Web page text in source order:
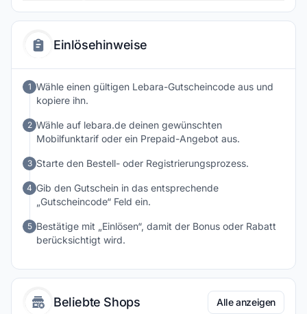
Einlösehinweise
1 Wähle einen gültigen Lebara-Gutscheincode aus und
kopiere ihn.
2 Wähle auf lebara.de deinen gewünschten
Mobilfunktarif oder ein Prepaid-Angebot aus.
3 Starte den Bestell- oder Registrierungsprozess.
4 Gib den Gutschein in das entsprechende
„Gutscheincode“ Feld ein.
5 Bestätige mit „Einlösen“, damit der Bonus oder Rabatt
berücksichtigt wird.
Beliebte Shops Alle anzeigen